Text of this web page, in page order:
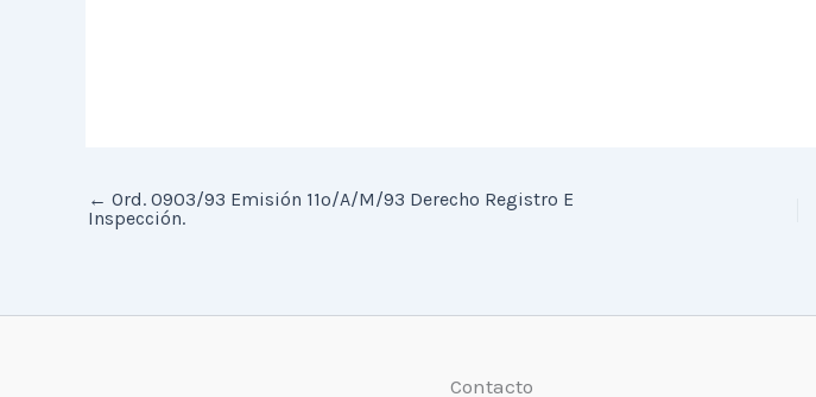
← Ord. 0903/93 Emisión 11º/A/M/93 Derecho Registro E
Inspección.
Contacto